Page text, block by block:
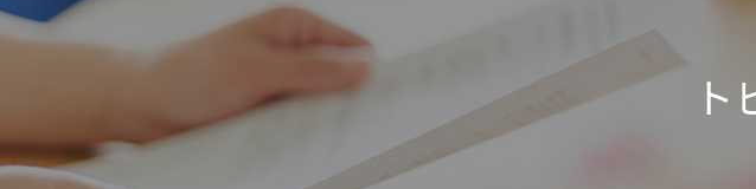
コミュニティカフェ 子ども食堂（みや
こども、子育てサポート みやまえ食堂（子
レンタルスペース
高齢者サポート
コミュニティイベント、サポート事業
ト